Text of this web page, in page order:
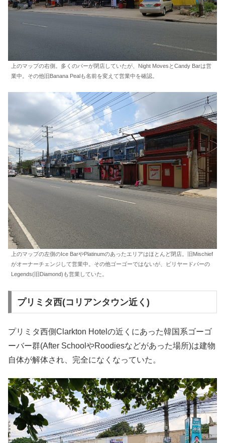
上のマップの右側。多くのバーが閉店していたが、Night MovesとCandy Barは営
業中。その他旧Banana Pealも名前を変えて営業中を確認。
上のマップの左側のIce BarやPlatinumのあったエリアはほとんど閉店。旧Mischief
がオーナーチェンジして営業中。その他ゴーゴーではないが、ビリヤードバーの
Legends(旧Diamond)も営業していた。
プリミタ西(コリアンタウン近く)
プリミタ西側Clarkton Hotelの近くにあった韓国系ゴーゴ
ーバー群(After SchoolやRoodiesなどがあった場所)は建物
自体が解体され、完全になくなっていた。